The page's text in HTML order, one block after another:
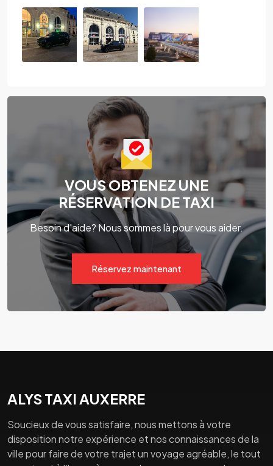
VOUS OBTENEZ UNE
RÉSERVATION DE TAXI
Besoin d'aide? Nous sommes là pour vous aider.
Réservez maintenant
ALYS TAXI AUXERRE
Soucieux de vous satisfaire, nous mettons à votre
disposition notre expérience et nos connaissances de la
ville pour faire de votre trajet un voyage agréable, le tout